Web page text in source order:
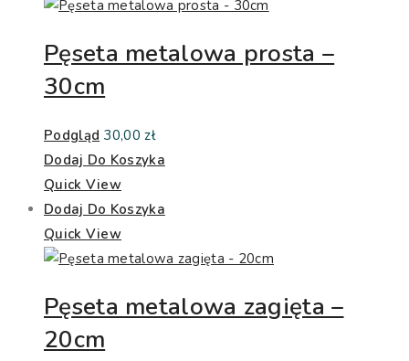
Pęseta metalowa prosta –
30cm
Podgląd 30,00zł
Dodaj Do Koszyka
Quick View
Dodaj Do Koszyka
Quick View
Pęseta metalowa zagięta –
20cm